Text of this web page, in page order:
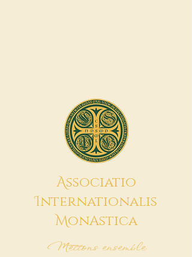
Associatio
Internationalis
MonAstica
Mettons ensemble